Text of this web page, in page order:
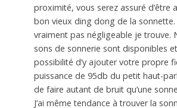
proximité, vous serez assuré d’être
bon vieux ding dong de la sonnette.
vraiment pas négligeable je trouve.
sons de sonnerie sont disponibles
possibilité d’y ajouter votre propre
puissance de 95db du petit haut-
de faire autant de bruit qu’une
J’ai même tendance à trouver la